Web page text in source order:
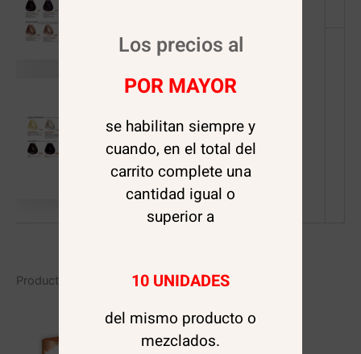
Productos relacionados
Los precios al
POR MAYOR
se habilitan siempre y
cuando, en el total del
carrito complete una
cantidad igual o
superior a
10 UNIDADES
del mismo producto o
mezclados.